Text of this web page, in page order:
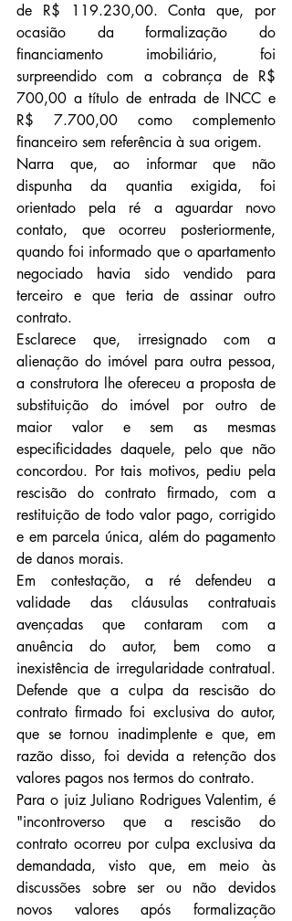
de R$ 119.230,00. Conta que, por
ocasião da formalização do
financiamento imobiliário, foi
surpreendido com a cobrança de R$
700,00 a título de entrada de INCC e
R$ 7.700,00 como complemento
financeiro sem referência à sua origem.
Narra que, ao informar que não
dispunha da quantia exigida, foi
orientado pela ré a aguardar novo
contato, que ocorreu posteriormente,
quando foi informado que o apartamento
negociado havia sido vendido para
terceiro e que teria de assinar outro
contrato.
Esclarece que, irresignado com a
alienação do imóvel para outra pessoa,
a construtora lhe ofereceu a proposta de
substituição do imóvel por outro de
maior valor e sem as mesmas
especificidades daquele, pelo que não
concordou. Por tais motivos, pediu pela
rescisão do contrato firmado, com a
restituição de todo valor pago, corrigido
e em parcela única, além do pagamento
de danos morais.
Em contestação, a ré defendeu a
validade das cláusulas contratuais
avençadas que contaram com a
anuência do autor, bem como a
inexistência de irregularidade contratual.
Defende que a culpa da rescisão do
contrato firmado foi exclusiva do autor,
que se tornou inadimplente e que, em
razão disso, foi devida a retenção dos
valores pagos nos termos do contrato.
Para o juiz Juliano Rodrigues Valentim, é
"incontroverso que a rescisão do
contrato ocorreu por culpa exclusiva da
demandada, visto que, em meio às
discussões sobre ser ou não devidos
novos valores após formalização